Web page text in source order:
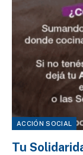
ACCIÓN SOCIAL
Tu